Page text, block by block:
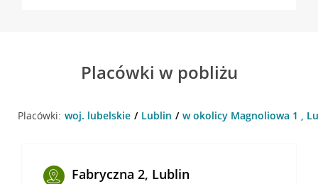
Placówki w pobliżu
Placówki: woj. lubelskie Lublin w okolicy Magnoliowa 1 ,
Fabryczna 2, Lublin